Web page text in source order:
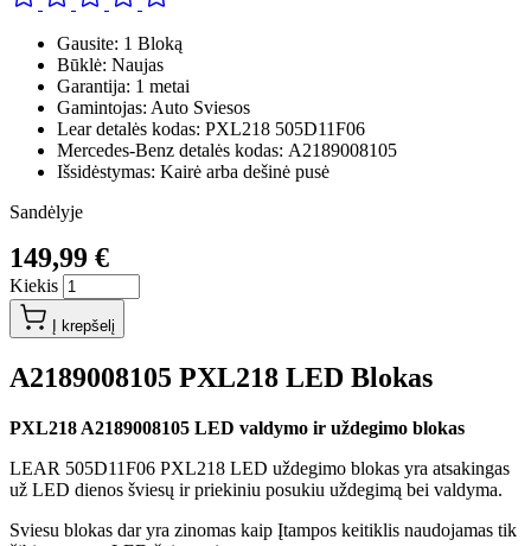
Gausite: 1 Bloką
Būklė: Naujas
Garantija: 1 metai
Gamintojas: Auto Sviesos
Lear detalės kodas: PXL218 505D11F06
Mercedes-Benz detalės kodas: A2189008105
Išsidėstymas: Kairė arba dešinė pusė
Sandėlyje
149,99 €
Kiekis
Į krepšelį
A2189008105 PXL218 LED Blokas
PXL218 A2189008105 LED valdymo ir uždegimo blokas
LEAR 505D11F06 PXL218 LED uždegimo blokas yra atsakingas
už LED dienos šviesų ir priekiniu posukiu uždegimą bei valdyma.
Sviesu blokas dar yra zinomas kaip Įtampos keitiklis naudojamas tik